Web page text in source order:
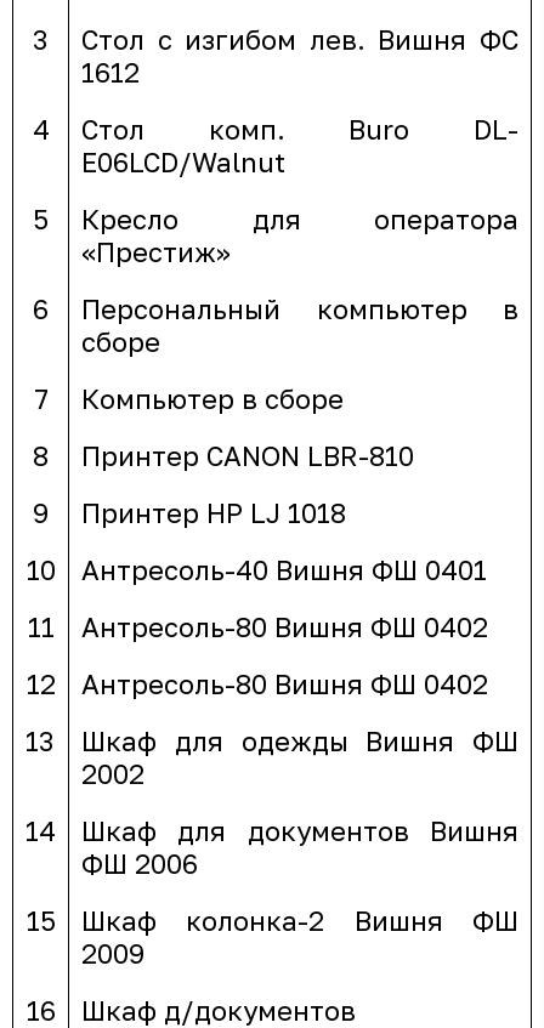
3
Стол с изгибом лев. Вишня ФС
1612
4
Стол комп. Buro DL-
E06LCD/Walnut
5
Кресло для оператора
«Престиж»
6
Персональный компьютер в
сборе
7
Компьютер в сборе
8
Принтер CANON LBR-810
9
Принтер HP LJ 1018
10
Антресоль-40 Вишня ФШ 0401
11
Антресоль-80 Вишня ФШ 0402
12
Антресоль-80 Вишня ФШ 0402
13
Шкаф для одежды Вишня ФШ
2002
14
Шкаф для документов Вишня
ФШ 2006
15
Шкаф колонка-2 Вишня ФШ
2009
16
Шкаф д/документов